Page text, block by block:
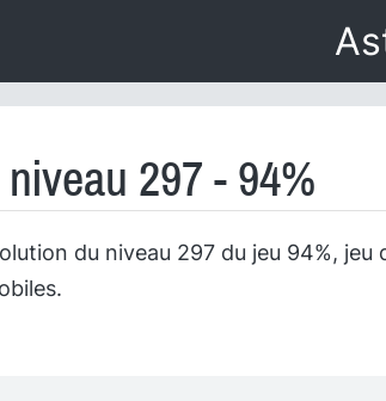
297 - 94%
du niveau 297 du jeu 94%,